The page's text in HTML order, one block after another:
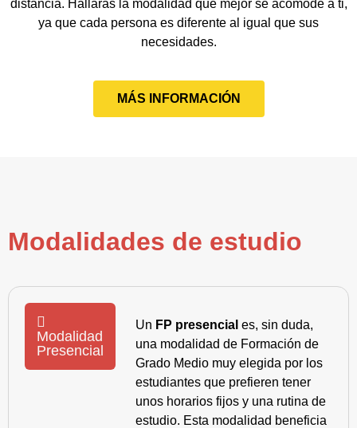
distancia. Hallarás la modalidad que mejor se acomode a ti,
ya que cada persona es diferente al igual que sus
necesidades.
MÁS INFORMACIÓN
Modalidades de estudio
Modalidad
Presencial
Un FP presencial es, sin duda,
una modalidad de Formación de
Grado Medio muy elegida por los
estudiantes que prefieren tener
unos horarios fijos y una rutina de
estudio. Esta modalidad beneficia